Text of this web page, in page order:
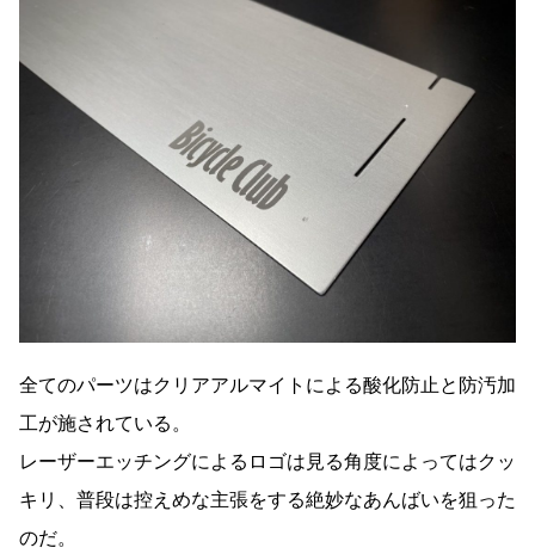
全てのパーツはクリアアルマイトによる酸化防止と防汚加
工が施されている。
レーザーエッチングによるロゴは見る角度によってはクッ
キリ、普段は控えめな主張をする絶妙なあんばいを狙った
のだ。